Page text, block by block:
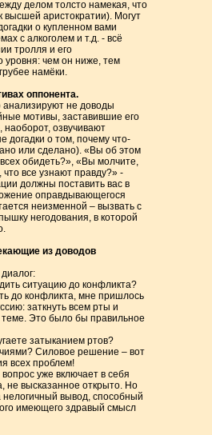
делом толсто намекая, что
высшей аристократии). Могут
о купленном вами
с алкоголем и т.д. - всё
тролля и его
уровня: чем он ниже, тем
намёки.
оппонента.
анализируют не доводы
мотивы, заставившие его
наоборот, озвучивают
догадки о том, почему что-
или сделано). «Вы об этом
обидеть?», «Вы молчите,
что все узнают правду?» -
должны поставить вас в
оправдывающегося
неизменной – вызвать с
негодования, в которой
из доводов
ситуацию до конфликта?
до конфликта, мне пришлось
заткнуть всем рты и
теме. Это было бы правильное
затыканием ртов?
Силовое решение – вот
всех проблем!
уже включает в себя
не высказанное открыто. Но
нелогичный вывод, способный
имеющего здравый смысл